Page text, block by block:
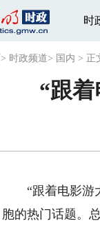
时
> 时政频道> 国内 > 正
“跟
“跟着电影游大
胞的热门话题。